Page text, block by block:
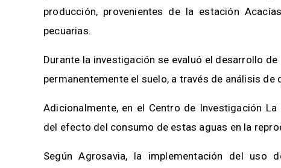
producción, provenientes de la estación
pecuarias.
Durante la investigación se evaluó el desarrollo
permanentemente el suelo, a través de análisis
Adicionalmente, en el Centro de Investigación
del efecto del consumo de estas aguas en la
Según Agrosavia, la implementación del